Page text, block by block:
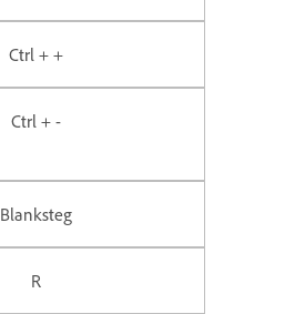
Ctrl + +
Ctrl + -
Blanksteg
R